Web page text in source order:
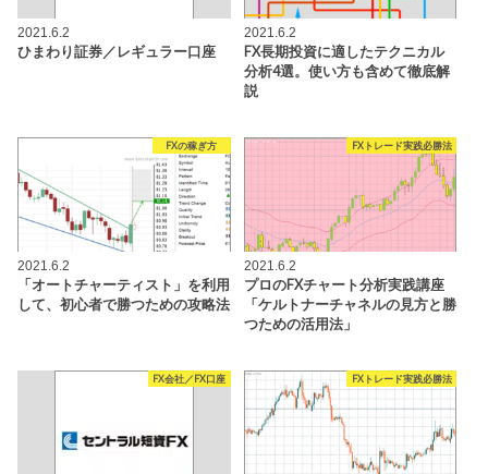
2021.6.2
ひまわり証券／レギュラー口座
2021.6.2
FX長期投資に適したテクニカル
分析4選。使い方も含めて徹底解
説
FXの稼ぎ方
2021.6.2
「オートチャーティスト」を利用
して、初心者で勝つための攻略法
FXトレード実践必勝法
2021.6.2
プロのFXチャート分析実践講座
「ケルトナーチャネルの見方と勝
つための活用法」
FX会社／FX口座 FXトレード実践必勝法